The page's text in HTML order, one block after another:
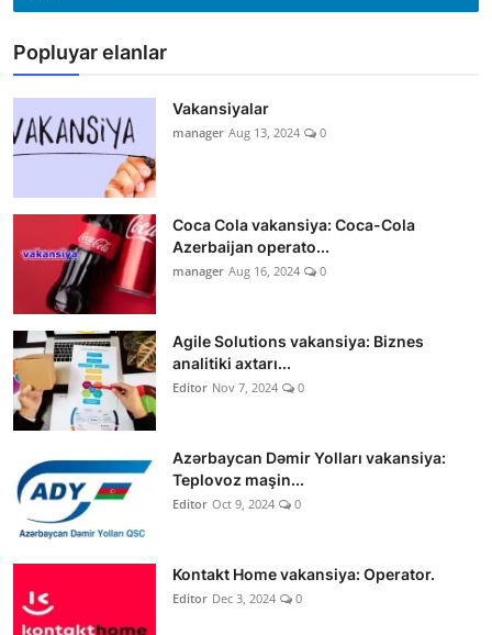
Popluyar elanlar
Vakansiyalar
manager Aug 13, 2024 0
Coca Cola vakansiya: Coca-Cola
Azerbaijan operato...
manager Aug 16, 2024 0
Agile Solutions vakansiya: Biznes
analitiki axtarı...
Editor Nov 7, 2024 0
Azərbaycan Dəmir Yolları vakansiya:
Teplovoz maşin...
Editor Oct 9, 2024 0
Kontakt Home vakansiya: Operator.
Editor Dec 3, 2024 0